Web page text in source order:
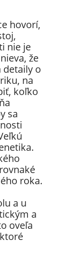
hovorí,
nie je
že
detaily o
na
koľko
sa
roka.
a u
a
oveľa